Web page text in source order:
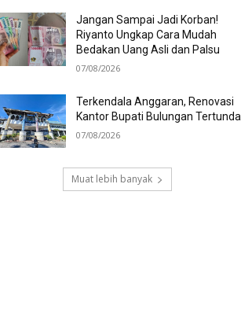
Jangan Sampai Jadi Korban!
Riyanto Ungkap Cara Mudah
Bedakan Uang Asli dan Palsu
07/08/2026
Terkendala Anggaran, Renovasi
Kantor Bupati Bulungan Tertunda
07/08/2026
Muat lebih banyak